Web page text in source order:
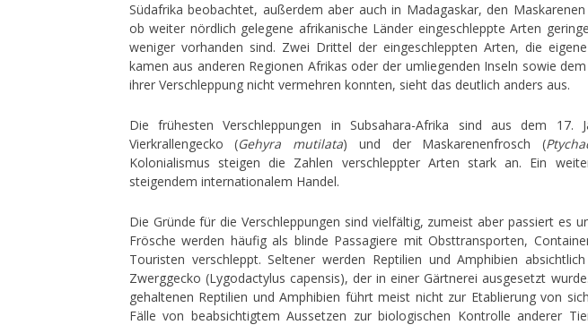
Südafrika beobachtet, außerdem aber auch in Madagaskar, den
ob weiter nördlich gelegene afrikanische Länder eingeschleppte Arten
weniger vorhanden sind. Zwei Drittel der eingeschleppten Arten, die
kamen aus anderen Regionen Afrikas oder der umliegenden Inseln sowie
ihrer Verschleppung nicht vermehren konnten, sieht das deutlich anders aus.
Die frühesten Verschleppungen in Subsahara-Afrika sind aus dem 17.
Vierkrallengecko (Gehyra mutilata) und der Maskarenenfrosch (
Kolonialismus steigen die Zahlen verschleppter Arten stark an. Ein
steigendem internationalem Handel.
Die Gründe für die Verschleppungen sind vielfältig, zumeist aber passiert es
Frösche werden häufig als blinde Passagiere mit Obsttransporten,
Touristen verschleppt. Seltener werden Reptilien und Amphibien
Zwerggecko (Lygodactylus capensis), der in einer Gärtnerei ausgesetzt
gehaltenen Reptilien und Amphibien führt meist nicht zur Etablierung von
Fälle von beabsichtigtem Aussetzen zur biologischen Kontrolle anderer